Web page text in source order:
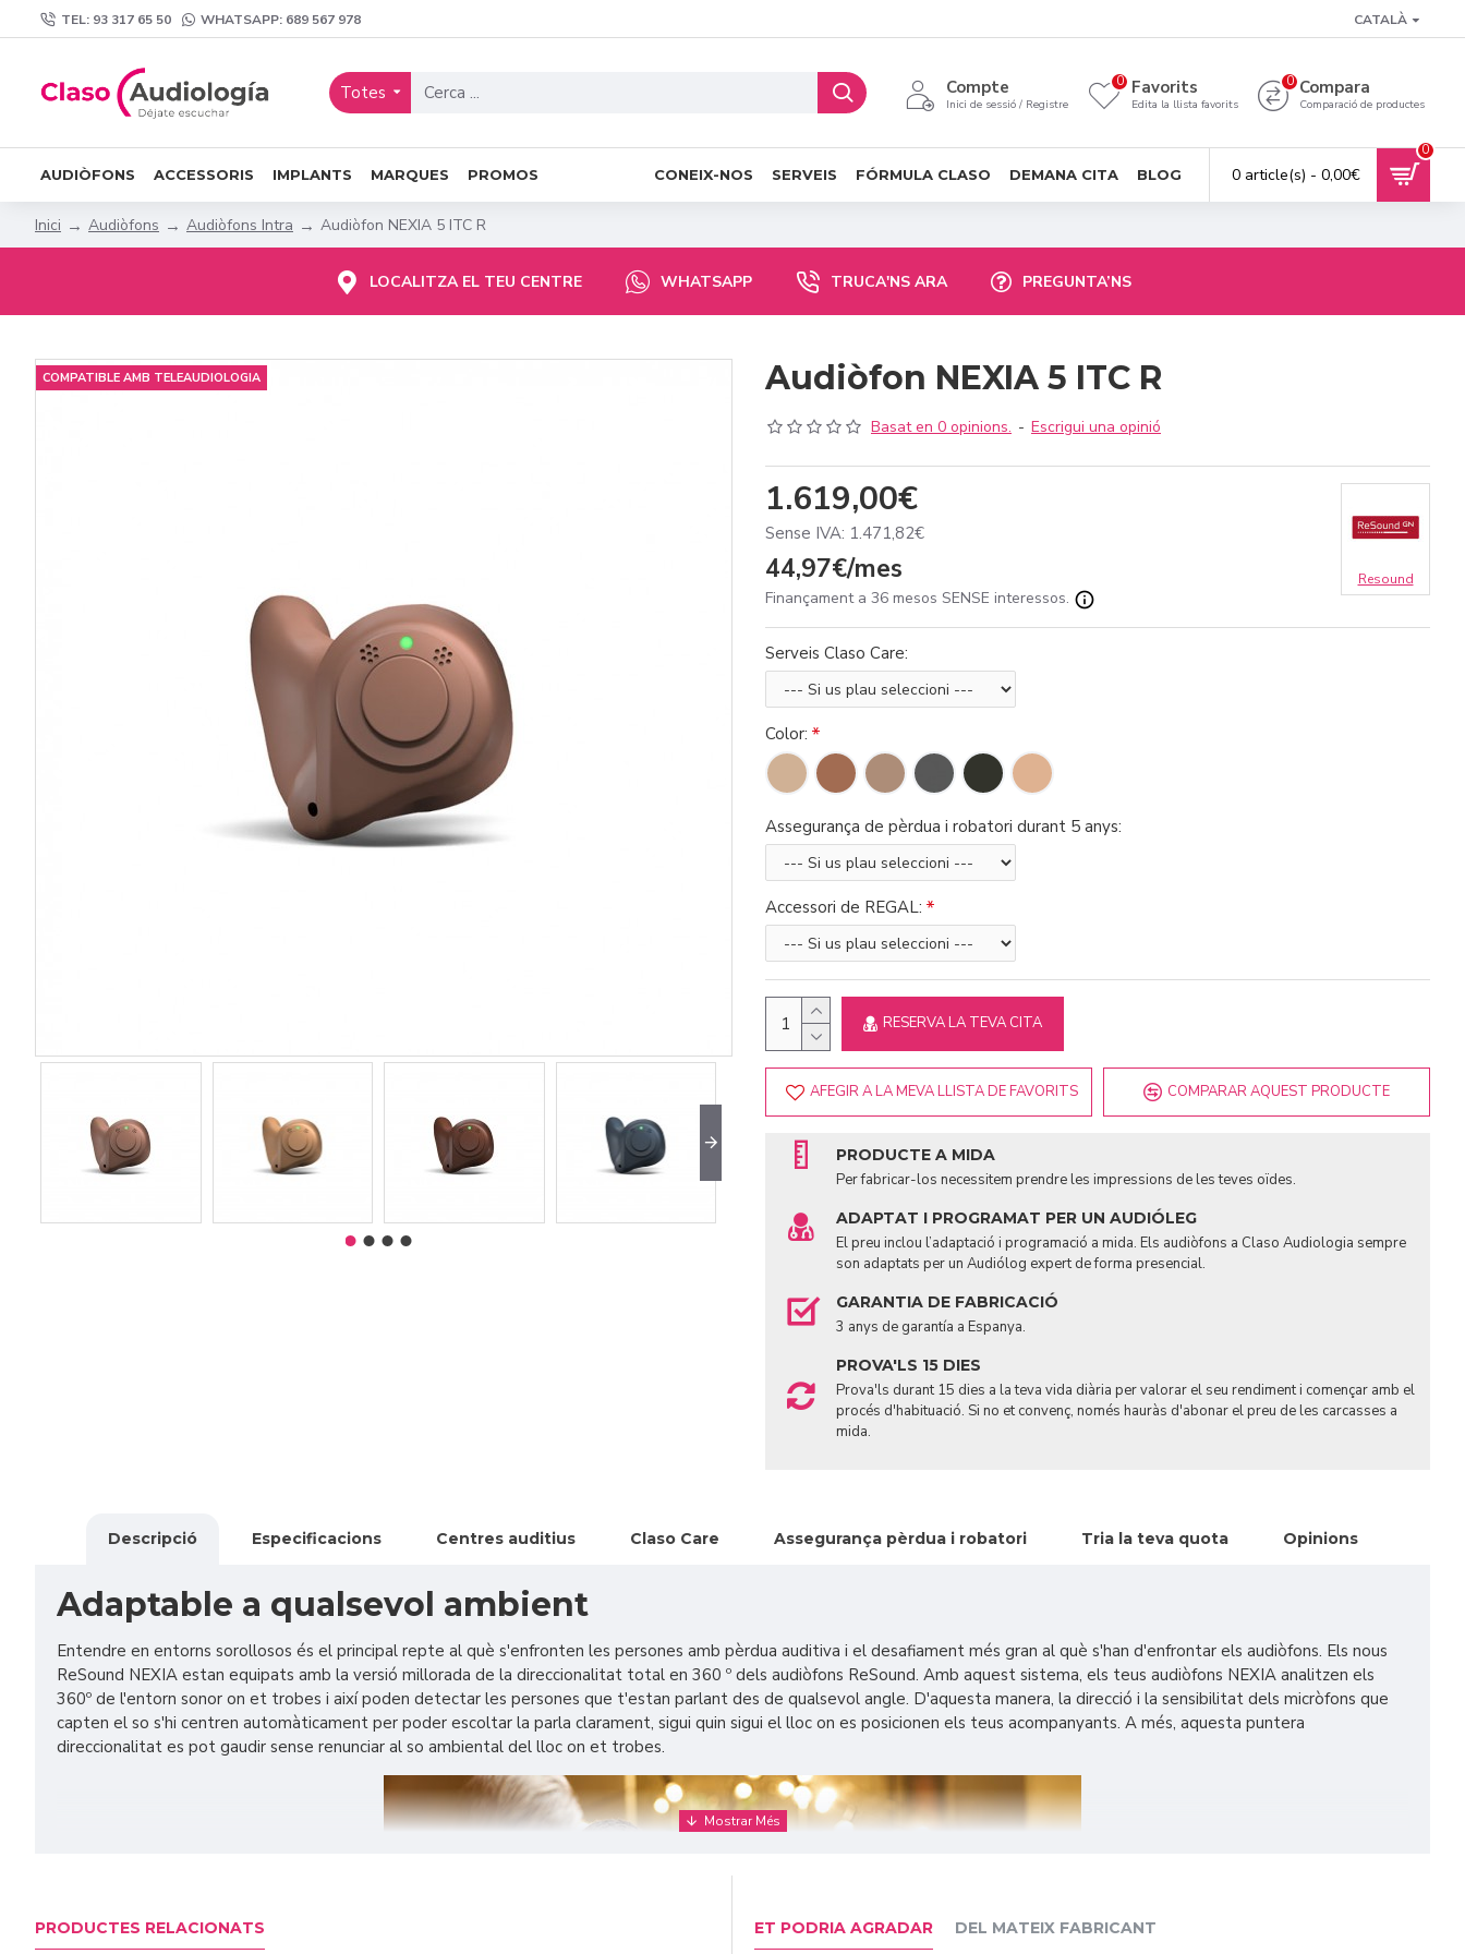
TEL: 93 317 65 50 WHATSAPP: 689 567 978 CATALÀ
Totes Compte
Inici de sessió / Registre
Favorits
Edita la llista favorits
0 Compara
Comparació de productes
0
AUDIÒFONS ACCESSORIS IMPLANTS MARQUES PROMOS CONEIX-NOS SERVEIS FÓRMULA CLASO DEMANA CITA BLOG 0 article(s) - 0,00€
0
Inici Audiòfons Audiòfons Intra Audiòfon NEXIA 5 ITC R
LOCALITZA EL TEU CENTRE WHATSAPP TRUCA'NS ARA PREGUNTA’NS
COMPATIBLE AMB TELEAUDIOLOGIA Audiòfon NEXIA 5 ITC R
Basat en 0 opinions. - Escrigui una opinió
1.619,00€
Sense IVA: 1.471,82€
44,97€/mes
Finançament a 36 mesos SENSE interessos.
Resound
Serveis Claso Care:
Color:
Assegurança de pèrdua i robatori durant 5 anys:
Accessori de REGAL:
RESERVA LA TEVA CITA
AFEGIR A LA MEVA LLISTA DE FAVORITS COMPARAR AQUEST PRODUCTE
PRODUCTE A MIDA
Per fabricar-los necessitem prendre les impressions de les teves oïdes.
ADAPTAT I PROGRAMAT PER UN AUDIÓLEG
El preu inclou l’adaptació i programació a mida. Els audiòfons a Claso Audiologia sempre
son adaptats per un Audiólog expert de forma presencial.
GARANTIA DE FABRICACIÓ
3 anys de garantía a Espanya.
PROVA'LS 15 DIES
Prova'ls durant 15 dies a la teva vida diària per valorar el seu rendiment i començar amb el
procés d'habituació. Si no et convenç, només hauràs d'abonar el preu de les carcasses a
mida.
Descripció Especificacions Centres auditius Claso Care Assegurança pèrdua i robatori Tria la teva quota Opinions
Adaptable a qualsevol ambient
Entendre en entorns sorollosos és el principal repte al què s'enfronten les persones amb pèrdua auditiva i el desafiament més gran al què s'han d'enfrontar els audiòfons. Els nous
ReSound NEXIA estan equipats amb la versió millorada de la direccionalitat total en 360 º dels audiòfons ReSound. Amb aquest sistema, els teus audiòfons NEXIA analitzen els
360º de l'entorn sonor on et trobes i així poden detectar les persones que t'estan parlant des de qualsevol angle. D'aquesta manera, la direcció i la sensibilitat dels micròfons que
capten el so s'hi centren automàticament per poder escoltar la parla clarament, sigui quin sigui el lloc on es posicionen els teus acompanyants. A més, aquesta puntera
direccionalitat es pot gaudir sense renunciar al so ambiental del lloc on et trobes.
PRODUCTES RELACIONATS ET PODRIA AGRADAR DEL MATEIX FABRICANT